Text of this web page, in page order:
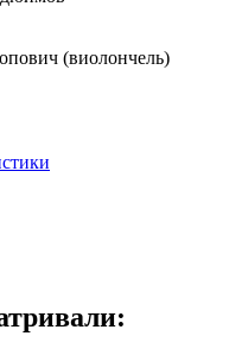
(виолончель)